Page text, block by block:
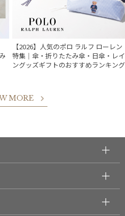
【2026】人気のポロ ラルフ ローレン
特集｜傘・折りたたみ傘・日傘・レイ
ングッズギフトのおすすめランキング
MORE